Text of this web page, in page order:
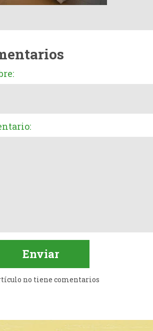
no tiene comentarios